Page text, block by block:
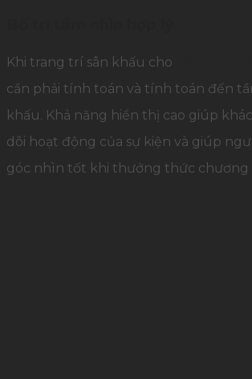
Khi trang trí sân khấu cho
cần phải tính toán và tính toán đến
khấu. Khả năng hiển thị cao giúp
dõi hoạt động của sự kiện và giúp
góc nhìn tốt khi thưởng thức chương